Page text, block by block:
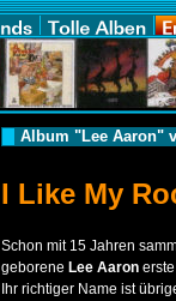
Album "Lee Aaron"
I Like My
Schon mit 15 Jahren
geborene Lee Aaron
Ihr richtiger Name ist